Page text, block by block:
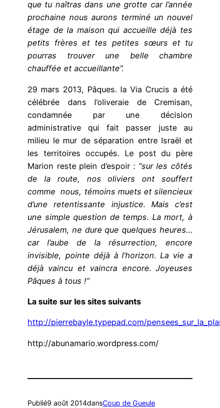
que tu naîtras dans une grotte car l’année
prochaine nous aurons terminé un nouvel
étage de la maison qui accueille déjà tes
petits frères et tes petites sœurs et tu
pourras trouver une belle chambre
chauffée et accueillante”.
29 mars 2013, Pâques. la Via Crucis a été
célébrée dans l’oliveraie de Cremisan,
condamnée par une décision
administrative qui fait passer juste au
milieu le mur de séparation entre Israël et
les territoires occupés. Le post du père
Marion reste plein d’espoir : “sur les côtés
de la route, nos oliviers ont souffert
comme nous, témoins muets et silencieux
d’une retentissante injustice. Mais c’est
une simple question de temps. La mort, à
Jérusalem, ne dure que quelques heures…
car l’aube de la résurrection, encore
invisible, pointe déjà à l’horizon. La vie a
déjà vaincu et vaincra encore. Joyeuses
Pâques à tous !”
La suite sur les sites suivants
http://pierrebayle.typepad.com/
http://abunamario.wordpress.com/
Publié9 août 2014dansCoup de Gueule